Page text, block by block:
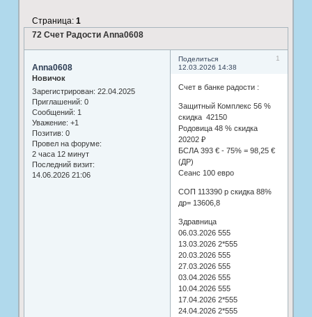
72 Счет Радости Anna0608
Страница: 1
Поделиться
1
12.03.2026 14:38
Anna0608
Новичок
Зарегистрирован: 22.04.2025
Приглашений: 0
Сообщений: 1
Уважение: +1
Позитив: 0
Провел на форуме:
2 часа 12 минут
Последний визит:
14.06.2026 21:06
Счет в банке радости :
Защитный Комплекс 56 %
скидка 42150
Родовица 48 % скидка
20202 ₽
БСЛА 393 € - 75% = 98,25 €
(ДР)
Сеанс 100 евро
СОП 113390 р скидка 88%
др= 13606,8
Здравница
06.03.2026 555
13.03.2026 2*555
20.03.2026 555
27.03.2026 555
03.04.2026 555
10.04.2026 555
17.04.2026 2*555
24.04.2026 2*555